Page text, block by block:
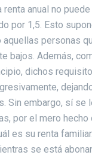
anual no
por 1,5. Esto
personas
bajos. Además,
dichos
Sin embargo, sí se
por el mero hecho
es su renta
se está